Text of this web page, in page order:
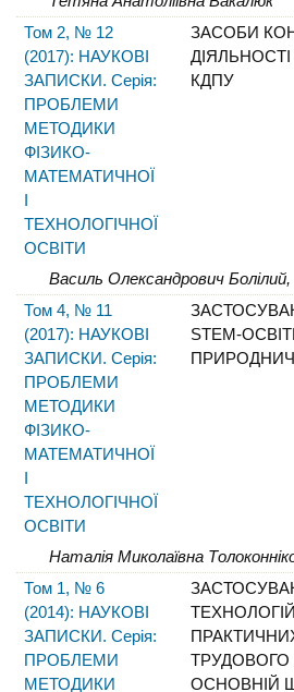
Том 2, № 12
(2017): НАУКОВІ
ЗАПИСКИ. Серія:
ПРОБЛЕМИ
МЕТОДИКИ
ФІЗИКО-
МАТЕМАТИЧНОЇ
І
ТЕХНОЛОГІЧНОЇ
ОСВІТИ
ЗАСОБИ
ДІЯЛЬНОСТІ
КДПУ
Василь Олександрович
Том 4, № 11
(2017): НАУКОВІ
ЗАПИСКИ. Серія:
ПРОБЛЕМИ
МЕТОДИКИ
ФІЗИКО-
МАТЕМАТИЧНОЇ
І
ТЕХНОЛОГІЧНОЇ
ОСВІТИ
STEM-
Наталія Миколаївна
Том 1, № 6
(2014): НАУКОВІ
ЗАПИСКИ. Серія:
ПРОБЛЕМИ
МЕТОДИКИ
ОСНОВНІЙ